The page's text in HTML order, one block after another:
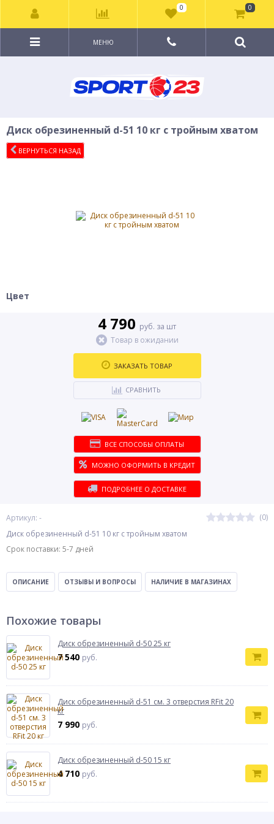
МЕНЮ
Диск обрезиненный d-51 10 кг с тройным хватом
ВЕРНУТЬСЯ НАЗАД
Артикул: -
(0)
Диск обрезиненный d-51 10 кг с тройным хватом
Срок поставки: 5-7 дней
Цвет
4 790 руб. за шт
Товар в ожидании
ЗАКАЗАТЬ ТОВАР
СРАВНИТЬ
ВСЕ СПОСОБЫ ОПЛАТЫ
МОЖНО ОФОРМИТЬ В КРЕДИТ
ПОДРОБНЕЕ О ДОСТАВКЕ
ОПИСАНИЕ ОТЗЫВЫ И ВОПРОСЫ НАЛИЧИЕ В МАГАЗИНАХ
Похожие товары
Диск обрезиненный d-50 25 кг
7 540 руб.
Диск обрезиненный d-51 см. 3 отверстия RFit 20
кг
7 990 руб.
Диск обрезиненный d-50 15 кг
4 710 руб.
0 0